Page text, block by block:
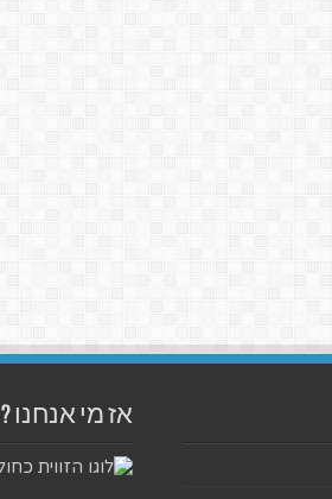
אז מי אנחנו ?